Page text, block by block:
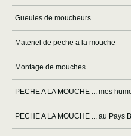
Gueules de moucheurs
Materiel de peche a la mouche
Montage de mouches
PECHE A LA MOUCHE ... mes
PECHE A LA MOUCHE ... au Pays